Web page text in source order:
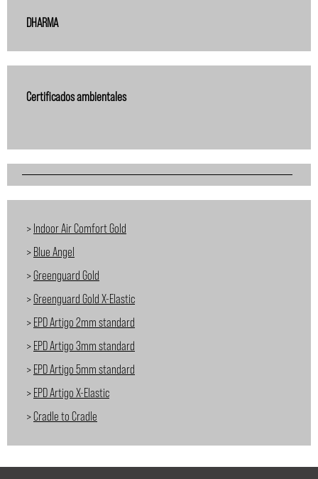
DHARMA
Certificados ambientales
>Indoor Air Comfort Gold
>Blue Angel
>Greenguard Gold
>Greenguard Gold X-Elastic
>EPD Artigo 2mm standard
>EPD Artigo 3mm standard
>EPD Artigo 5mm standard
>EPD Artigo X-Elastic
>Cradle to Cradle